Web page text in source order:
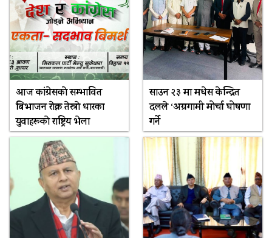
आज कांग्रेसकाे सम्भावित
बिभाजन राेक्न तेस्राे धारका
युवाहरूकाे राष्ट्रिय भेला
साउन २३ मा मधेस केन्द्रित
दलले ‘अग्रगामी मोर्चा घोषणा
गर्ने